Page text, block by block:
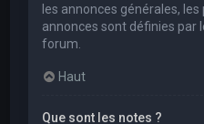
les annonces générales,
annonces sont définies par
forum.
Haut
Que sont les notes ?